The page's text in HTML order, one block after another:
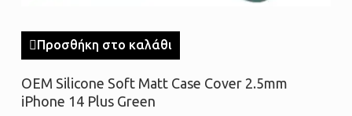
Προσθήκη στο καλάθι
OEM Silicone Soft Matt Case Cover 2.5mm
iPhone 14 Plus Green